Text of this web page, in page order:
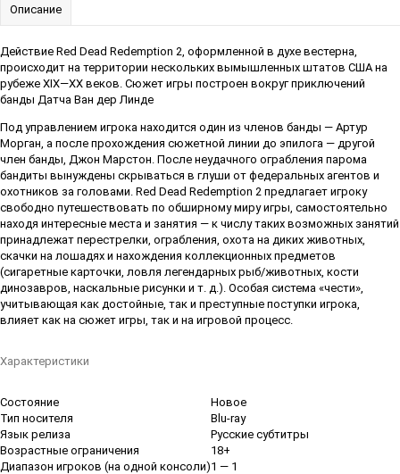
Описание
Действие Red Dead Redemption 2, оформленной в духе вестерна,
происходит на территории нескольких вымышленных штатов США на
рубеже XIX—XX веков. Сюжет игры построен вокруг приключений
банды Датча Ван дер Линде
Под управлением игрока находится один из членов банды — Артур
Морган, а после прохождения сюжетной линии до эпилога — другой
член банды, Джон Марстон. После неудачного ограбления парома
бандиты вынуждены скрываться в глуши от федеральных агентов и
охотников за головами. Red Dead Redemption 2 предлагает игроку
свободно путешествовать по обширному миру игры, самостоятельно
находя интересные места и занятия — к числу таких возможных занятий
принадлежат перестрелки, ограбления, охота на диких животных,
скачки на лошадях и нахождения коллекционных предметов
(сигаретные карточки, ловля легендарных рыб/животных, кости
динозавров, наскальные рисунки и т. д.). Особая система «чести»,
учитывающая как достойные, так и преступные поступки игрока,
влияет как на сюжет игры, так и на игровой процесс.
Характеристики
Состояние
Новое
Тип носителя
Blu-ray
Язык релиза
Русские субтитры
Возрастные ограничения
18+
Диапазон игроков (на одной консоли)1 — 1